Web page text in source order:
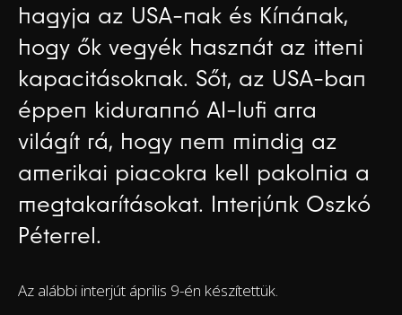
hagyja az USA-nak és Kínának,
hogy ők vegyék hasznát az itteni
kapacitásoknak. Sőt, az USA-ban
éppen kidurannó AI-lufi arra
világít rá, hogy nem mindig az
amerikai piacokra kell pakolnia a
megtakarításokat. Interjúnk Oszkó
Péterrel.
Az alábbi interjút április 9-én készítettük.